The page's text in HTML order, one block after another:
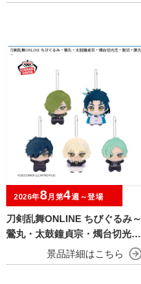
刀剣乱舞ONLINE ちびぐるみ～
鶯丸・太鼓鐘貞宗・燭台切光
忠・髭切・膝丸～
2026年8 月第4週～登場